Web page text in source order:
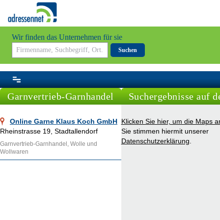
Wir finden das Unternehmen für sie
Suchen
Garnvertrieb-Garnhandel
Online Garne Klaus Koch GmbH
Rheinstrasse 19, Stadtallendorf
Garnvertrieb-Garnhandel, Wolle und
Wollwaren
Suchergebnisse auf
Klicken Sie hier, um die Maps
Sie stimmen hiermit unserer
Datenschutzerklärung